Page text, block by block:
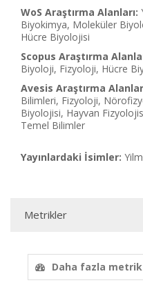
WoS Araştırma Alanları:
Biyokimya, Moleküler
Hücre Biyolojisi
Scopus Araştırma
Biyoloji, Fizyoloji, Hücre
Avesis Araştırma
Bilimleri, Fizyoloji,
Biyolojisi, Hayvan
Temel Bilimler
Yayınlardaki İsimler:
Metrikler
Daha fazla metrik